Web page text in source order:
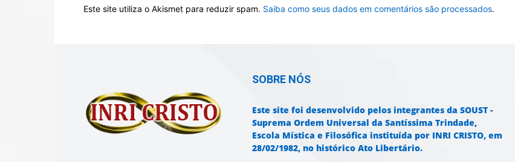
Este site utiliza o Akismet para reduzir spam. Saiba como seus dados em comentários são processados.
SOBRE NÓS
Este site foi desenvolvido pelos integrantes da SOUST -
Suprema Ordem Universal da Santíssima Trindade,
Escola Mística e Filosófica instituída por INRI CRISTO, em
28/02/1982, no histórico Ato Libertário.